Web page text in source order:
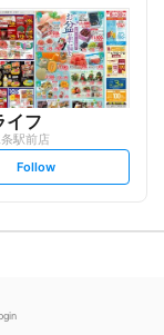
l
o
w
イフ
駅前店
s
l
Follow